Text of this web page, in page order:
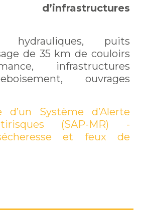
d’infrastructures
hydrauliques, puits
de 35 km de couloirs
infrastructures
ouvrages
Système d’Alerte
(SAP-MR) -
et feux de